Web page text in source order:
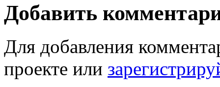
Добавить
Для добавления
проекте или